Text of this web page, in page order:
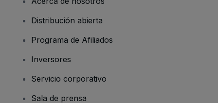
Distribución abierta
Programa de Afiliados
Inversores
Servicio corporativo
Sala de prensa